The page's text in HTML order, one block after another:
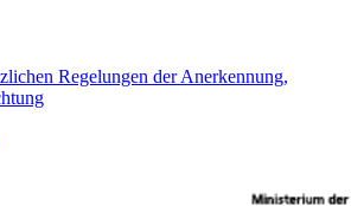
Regelungen der Anerkennung,